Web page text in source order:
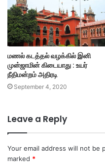
மணல் கடத்தல் வழக்கில் இனி
முன்ஜாமின் கிடையாது : உயர்
நீதிமன்றம் அதிரடி
September 4, 2020
Leave a Reply
Your email address will not be
marked *